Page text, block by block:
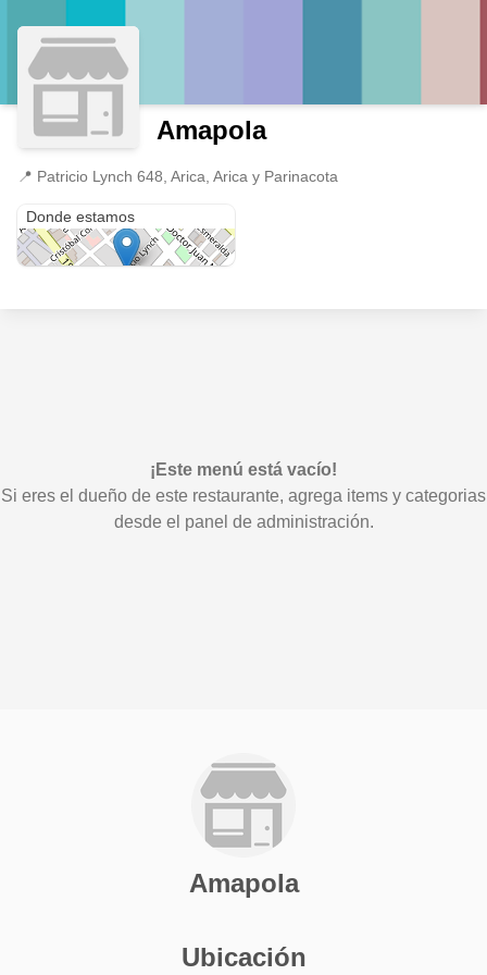
Amapola
📍 Patricio Lynch 648, Arica, Arica y Parinacota
Donde estamos
¡Este menú está vacío!
Si eres el dueño de este restaurante, agrega items y categorias
desde el panel de administración.
Amapola
Ubicación